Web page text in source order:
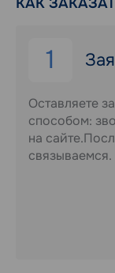
1
Оставляете
способом:
на
связываемся.